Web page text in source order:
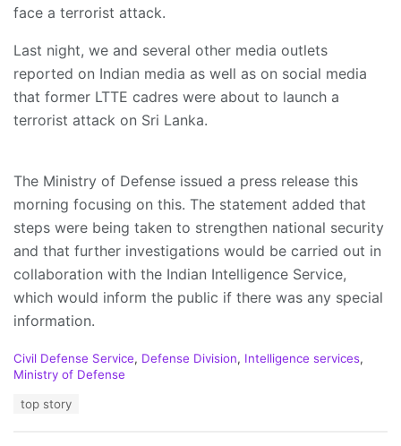
face a terrorist attack.
Last night, we and several other media outlets
reported on Indian media as well as on social media
that former LTTE cadres were about to launch a
terrorist attack on Sri Lanka.
The Ministry of Defense issued a press release this
morning focusing on this. The statement added that
steps were being taken to strengthen national security
and that further investigations would be carried out in
collaboration with the Indian Intelligence Service,
which would inform the public if there was any special
information.
C
a
Civil Defense Service, Defense Division, Intelligence services,
Ministry of Defense
top story